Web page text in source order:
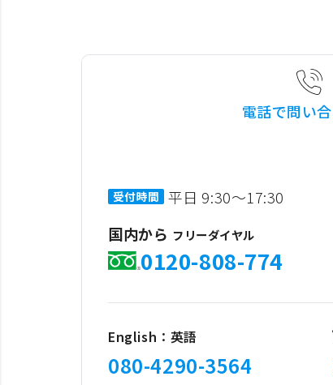
電話で問い
受付時間 平日 9:30～17:30
国内から フリーダイヤル
0120-808-774
English：英語
080-4290-3564